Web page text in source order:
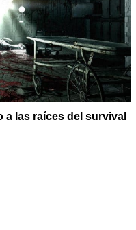
a las raíces del survival